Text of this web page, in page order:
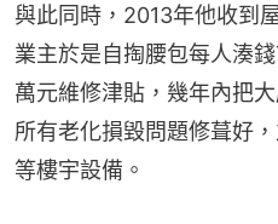
與此同時，2013年他收到
業主於是自掏腰包每人湊
萬元維修津貼，幾年內把
所有老化損毀問題修葺好
等樓宇設備。